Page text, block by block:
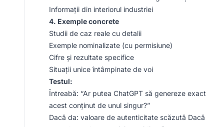
Informații din interiorul industriei
4. Exemple concrete
Studii de caz reale cu detalii
Exemple nominalizate (cu permisiune)
Cifre și rezultate specifice
Situații unice întâmpinate de voi
Testul:
Întreabă: “Ar putea ChatGPT să genereze exact
acest conținut de unul singur?”
Dacă da: valoare de autenticitate scăzută Dacă